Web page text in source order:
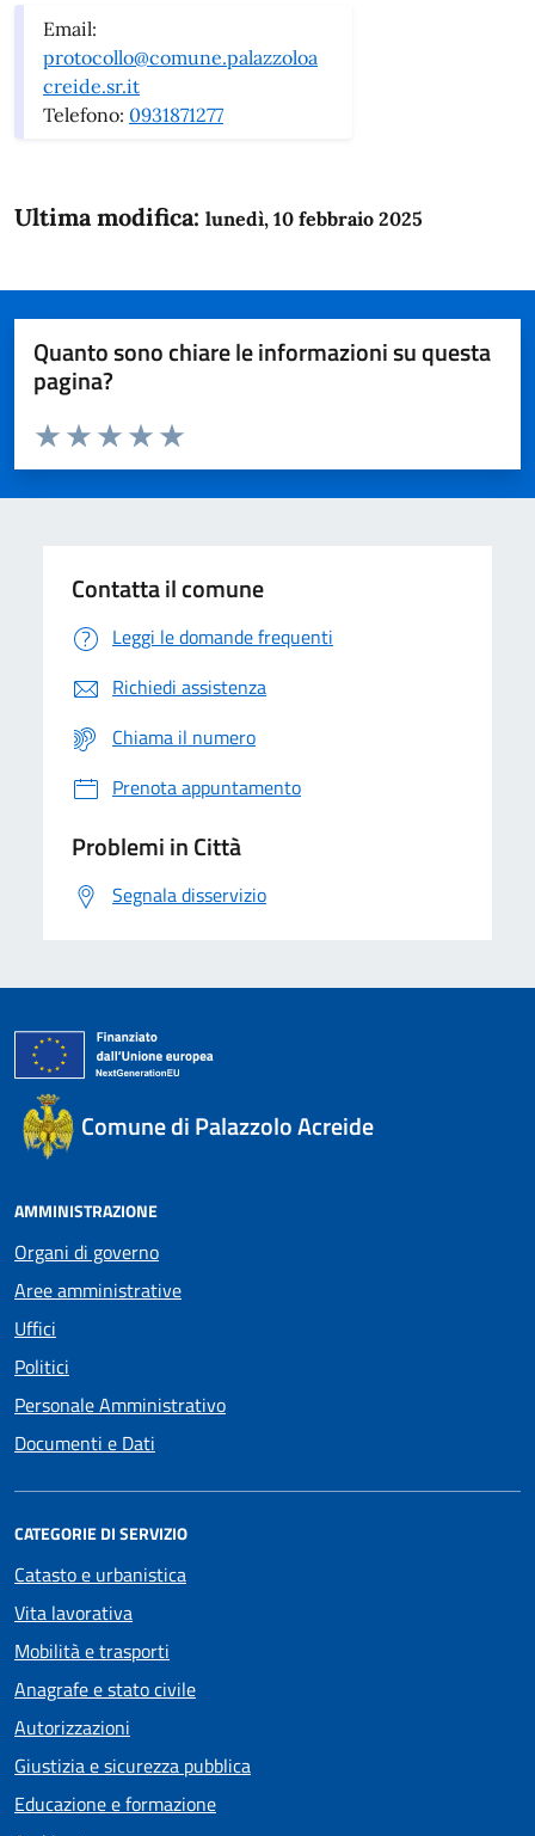
Email:
protocollo@comune.palazzoloa
creide.sr.it
Telefono: 0931871277
Ultima modifica: lunedì, 10 febbraio 2025
Quanto sono chiare le informazioni su questa
pagina?
Domanda
Valuta da 1 a 5 stelle la pagina
Valuta 5 stelle su 5
Valuta 4 stelle su 5
Valuta 3 stelle su 5
Valuta 2 stelle su 5
Valuta 1 stelle su 5
Contatta il comune
Leggi le domande frequenti
Richiedi assistenza
Chiama il numero
Prenota appuntamento
Problemi in Città
Segnala disservizio
Comune di Palazzolo Acreide
AMMINISTRAZIONE
Organi di governo
Aree amministrative
Uffici
Politici
Personale Amministrativo
Documenti e Dati
CATEGORIE DI SERVIZIO
Catasto e urbanistica
Vita lavorativa
Mobilità e trasporti
Anagrafe e stato civile
Autorizzazioni
Giustizia e sicurezza pubblica
Educazione e formazione